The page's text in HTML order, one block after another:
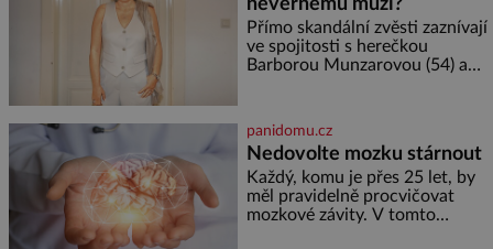
se spojí s dalšími desítkami tisíc
příslušnic svého včelstva,
vznikne jeden z
nejdokonalejších organismů
nevěrnému muži?
Přímo skandální zvěsti zaznívají
ve spojitosti s herečkou
Barborou Munzarovou (54) a
viděna s jakýmsi sympaťákem, s
nímž se velmi družně, až d
panidomu.cz
Nedovolte mozku stárnout
Každý, komu je přes 25 let, by
měl pravidelně procvičovat
mozkové závity. V tomto